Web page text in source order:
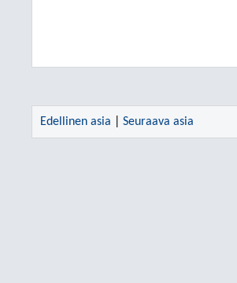
Edellinen asia Seuraava asia